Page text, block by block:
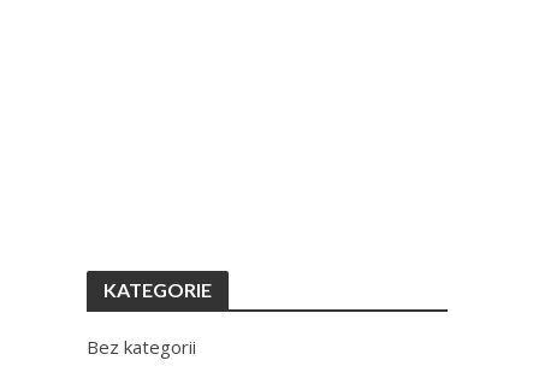
KATEGORIE
Bez kategorii